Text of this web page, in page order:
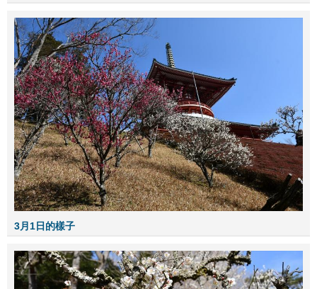
3月1日的樣子